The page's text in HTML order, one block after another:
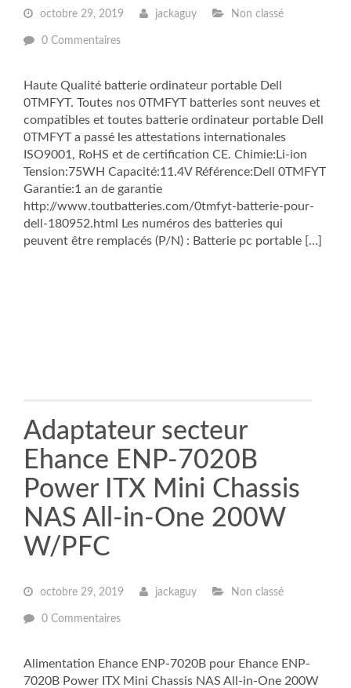
octobre 29, 2019 jackaguy Non classé
0 Commentaires
Haute Qualité batterie ordinateur portable Dell
0TMFYT. Toutes nos 0TMFYT batteries sont neuves et
compatibles et toutes batterie ordinateur portable Dell
0TMFYT a passé les attestations internationales
ISO9001, RoHS et de certification CE. Chimie:Li-ion
Tension:75WH Capacité:11.4V Référence:Dell 0TMFYT
Garantie:1 an de garantie
http://www.toutbatteries.com/0tmfyt-batterie-pour-
dell-180952.html Les numéros des batteries qui
peuvent être remplacés (P/N) : Batterie pc portable […]
Adaptateur secteur
Ehance ENP-7020B
Power ITX Mini Chassis
NAS All-in-One 200W
W/PFC
octobre 29, 2019 jackaguy Non classé
0 Commentaires
Alimentation Ehance ENP-7020B pour Ehance ENP-
7020B Power ITX Mini Chassis NAS All-in-One 200W